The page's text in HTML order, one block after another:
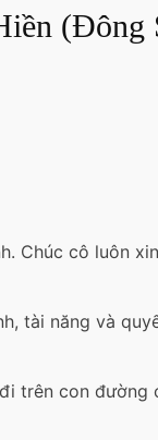
(Đông
Chúc cô luôn
tài năng và
trên con đường